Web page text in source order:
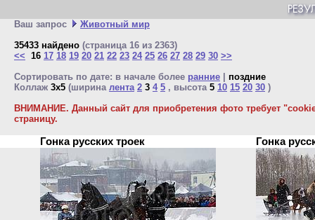
Ваш запрос
Животный мир
35433 найдено (страница 16 из 2363)
<< 16 17 18 19 20 21 22 23 24 25 26 27 28 29 30 >>
Сортировать по дате: в начале более ранние
поздние
Коллаж 3x5 (ширина лента 2 3 4 5 , высота 5 10 15 20 30 )
ВНИМАНИЕ. Данный сайт для приобретения фото требует
страницу.
Гонка русских троек Гонка